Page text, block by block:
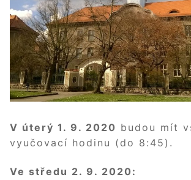
V úterý 1. 9. 2020 budou mít
vyučovací hodinu (do 8:45).
Ve středu 2. 9. 2020: